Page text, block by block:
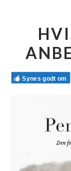
Synes godt om